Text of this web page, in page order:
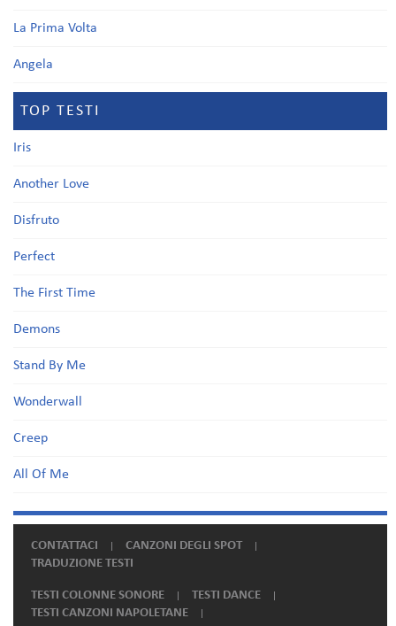
La Prima Volta
Angela
TOP TESTI
Iris
Another Love
Disfruto
Perfect
The First Time
Demons
Stand By Me
Wonderwall
Creep
All Of Me
CONTATTACI
CANZONI DEGLI SPOT
TRADUZIONE TESTI
TESTI COLONNE SONORE
TESTI DANCE
TESTI CANZONI NAPOLETANE